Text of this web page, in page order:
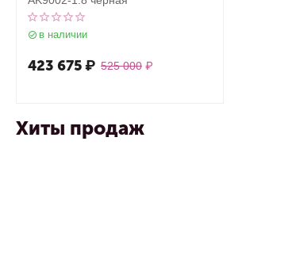
в наличии
525 000 ₽
423 675₽
Хиты продаж